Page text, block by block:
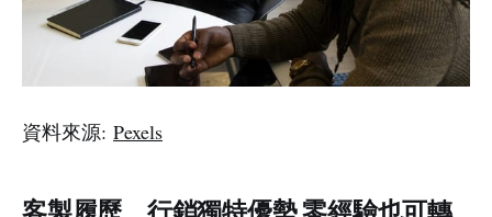
資料來源: Pexels